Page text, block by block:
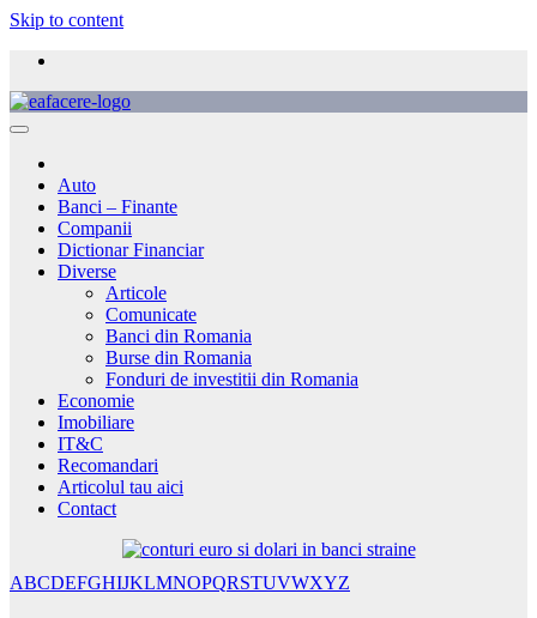
Skip to content
Auto
Banci – Finante
Companii
Dictionar Financiar
Diverse
Articole
Comunicate
Banci din Romania
Burse din Romania
Fonduri de investitii din Romania
Economie
Imobiliare
IT&C
Recomandari
Articolul tau aici
Contact
ABCDEFGHIJKLMNOPQRSTUVWXYZ